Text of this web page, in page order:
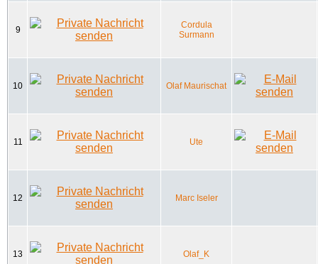
9
Cordula
Surmann
10 Olaf Maurischat
11 Ute
12 Marc Iseler
13 Olaf_K